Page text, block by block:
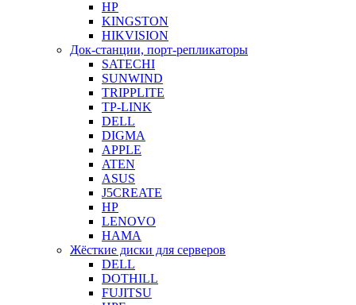
HP
KINGSTON
HIKVISION
Док-станции, порт-репликаторы
SATECHI
SUNWIND
TRIPPLITE
TP-LINK
DELL
DIGMA
APPLE
ATEN
ASUS
J5CREATE
HP
LENOVO
HAMA
Жёсткие диски для серверов
DELL
DOTHILL
FUJITSU